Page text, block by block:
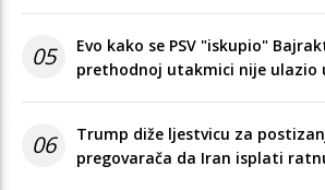
05
Evo kako se PSV "iskupio"
prethodnoj utakmici nije ulazio
06
Trump diže ljestvicu za
pregovarača da Iran isplati